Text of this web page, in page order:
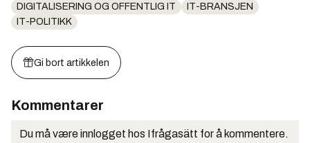
DIGITALISERING OG OFFENTLIG IT
IT-BRANSJEN
IT-POLITIKK
Gi bort artikkelen
Kommentarer
Du må være innlogget hos Ifrågasätt for å kommentere.